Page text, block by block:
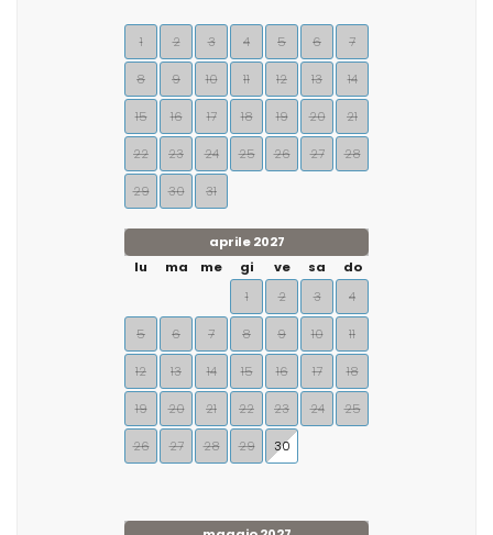
1 2 3 4 5 6 7
8 9 10 11 12 13 14
15 16 17 18 19 20 21
22 23 24 25 26 27 28
29 30 31
aprile 2027
lu
ma me gi ve sa
do
1
2 3 4
5 6 7 8 9 10 11
12 13 14 15 16 17 18
19 20 21 22 23 24 25
26 27 28 29 30